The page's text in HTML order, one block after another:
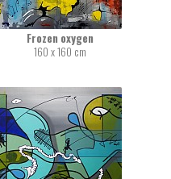
Frozen oxygen
160 x 160 cm